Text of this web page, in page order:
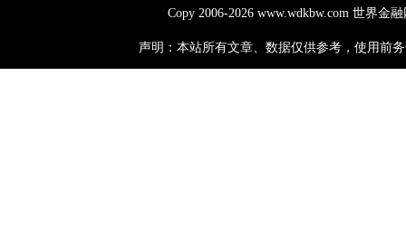
Copy 2006-2026 www.wdkbw.com 世界金
声明：本站所有文章、数据仅供参考，使用前